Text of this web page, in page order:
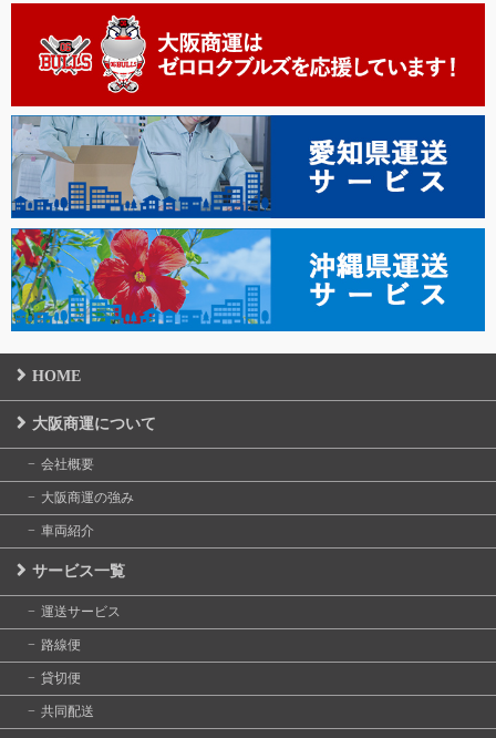
HOME
大阪商運について
会社概要
大阪商運の強み
車両紹介
サービス一覧
運送サービス
路線便
貸切便
共同配送